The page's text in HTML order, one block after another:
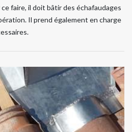
faire, il doit bâtir des échafaudages
Il prend également en charge